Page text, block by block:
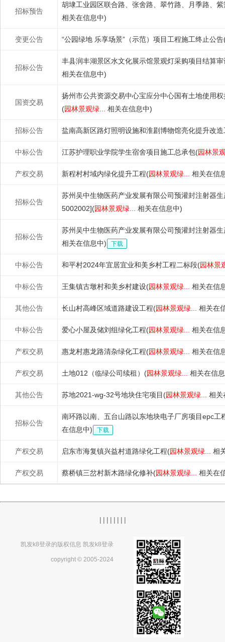
招标预告
胡埭工业园区联合路、张舍路、翠竹路、月季路、
相关在信息中)
变更公告 “公园绿地 乐享场景”（示范）项目工程施工终止公
招标公告
丰县润丰湖景区水文化展示馆景观灯采购项目结算
相关在信息中)
国资交易
扬州市公共资源交易中心宝应分中心国有土地使用
(园林景观绿... 相关在信息中)
招标公告 盐南高新区路灯照明设施和淮剧博物馆亮化提升改
中标公告 江苏护理职业学院学生宿舍项目施工总承包(园林景
产权交易 新程村村域内绿化提升工程(园林景观绿... 相关在信
招标公告
苏州吴中生物医药产业发展有限公司预灌封注射器
5002002](园林景观绿... 相关在信息中)
招标公告
苏州吴中生物医药产业发展有限公司预灌封注射器
相关在信息中)
下载
中标公告 和平村2024年宜居宜业和美乡村工程二标段(园林景
中标公告 王集镇古墩村和美乡村建设(园林景观绿... 相关在信
其他公告 长山村高峰区域道路建设工程(园林景观绿... 相关在
中标公告 爱心小屋及储刘组绿化工程(园林景观绿... 相关在信
产权交易 惠龙村惠龙路清杂绿化工程(园林景观绿... 相关在信
产权交易 土地012（临绿公司续租）(园林景观绿... 相关在信
其他公告 苏地2021-wg-32号地块住宅项目(园林景观绿... 相关
招标公告
南环路以南、五台山路以东地块电子厂房项目epc工
在信息中)
下载
产权交易 启东市海复镇兴益村道路绿化工程(园林景观绿... 相
产权交易 蔡桥镇三岔村新木路绿化修补(园林景观绿... 相关在
| | | | | | | |
凯发k8登录的版权信息 凯发k8登录
copyright © 2005-2024